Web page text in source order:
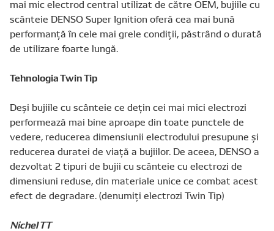
mai mic electrod central utilizat de către OEM, bujiile cu
scânteie DENSO Super Ignition oferă cea mai bună
performanţă în cele mai grele condiţii, păstrând o durată
de utilizare foarte lungă.
Tehnologia Twin Tip
Deşi bujiile cu scânteie ce deţin cei mai mici electrozi
performează mai bine aproape din toate punctele de
vedere, reducerea dimensiunii electrodului presupune şi
reducerea duratei de viaţă a bujiilor. De aceea, DENSO a
dezvoltat 2 tipuri de bujii cu scânteie cu electrozi de
dimensiuni reduse, din materiale unice ce combat acest
efect de degradare. (denumiţi electrozi Twin Tip)
Nichel TT